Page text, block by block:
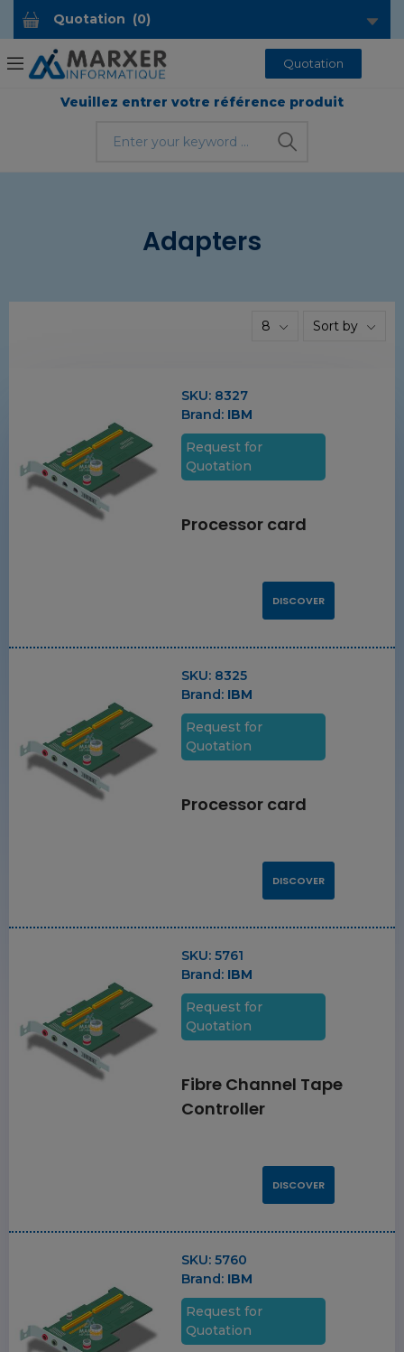
Quotation (0)
Quotation
Veuillez entrer votre référence produit
Adapters
8 Sort by
SKU: 8327
Brand: IBM
Request for
Quotation
Processor card
DISCOVER
SKU: 8325
Brand: IBM
Request for
Quotation
Processor card
DISCOVER
SKU:5761
Brand: IBM
Request for
Quotation
Fibre Channel Tape
Controller
DISCOVER
SKU:5760
Brand: IBM
Request for
Quotation